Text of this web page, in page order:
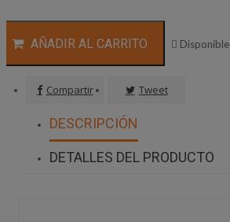
AÑADIR AL CARRITO  Disponible
Compartir Tweet
DESCRIPCIÓN
DETALLES DEL PRODUCTO